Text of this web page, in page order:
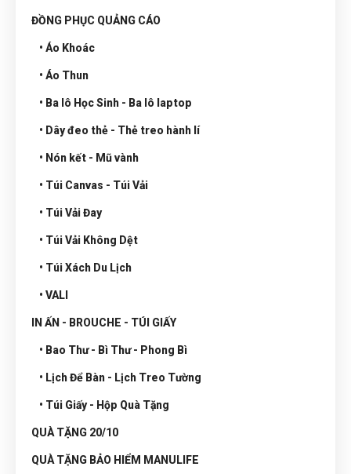
ĐỒNG PHỤC QUẢNG CÁO
• Áo Khoác
• Áo Thun
• Ba lô Học Sinh - Ba lô laptop
• Dây đeo thẻ - Thẻ treo hành lí
• Nón kết - Mũ vành
• Túi Canvas - Túi Vải
• Túi Vải Đay
• Túi Vải Không Dệt
• Túi Xách Du Lịch
• VALI
IN ẤN - BROUCHE - TÚI GIẤY
• Bao Thư - Bì Thư - Phong Bì
• Lịch Để Bàn - Lịch Treo Tường
• Túi Giấy - Hộp Quà Tặng
QUÀ TẶNG 20/10
QUÀ TẶNG BẢO HIỂM MANULIFE